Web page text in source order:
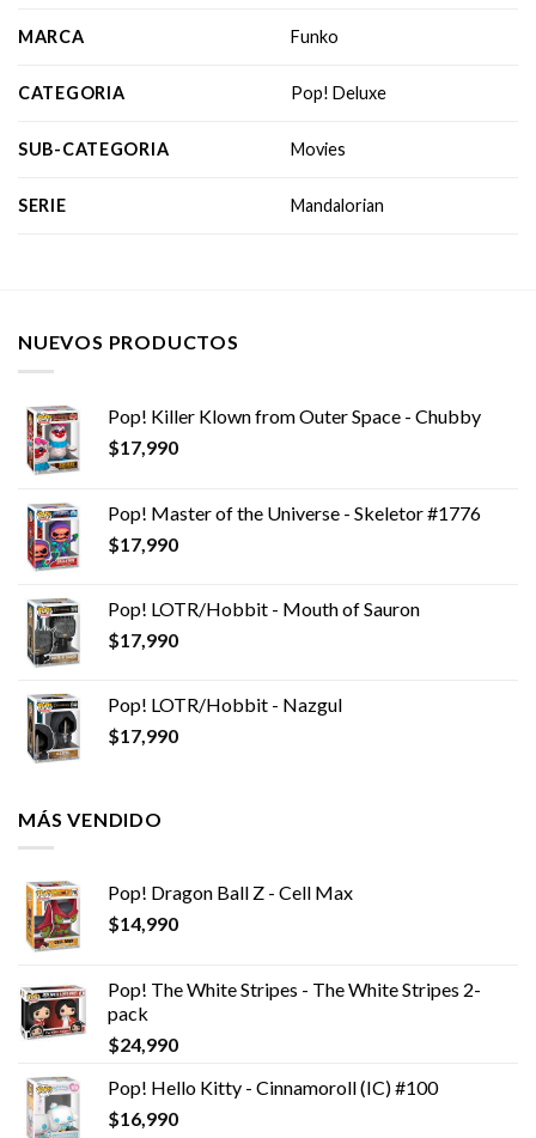
MARCA Funko
CATEGORIA Pop! Deluxe
SUB-CATEGORIA Movies
SERIE Mandalorian
NUEVOS PRODUCTOS
Pop! Killer Klown from Outer Space - Chubby
$17,990
Pop! Master of the Universe - Skeletor #1776
$17,990
Pop! LOTR/Hobbit - Mouth of Sauron
$17,990
Pop! LOTR/Hobbit - Nazgul
$17,990
MÁS VENDIDO
Pop! Dragon Ball Z - Cell Max
$14,990
Pop! The White Stripes - The White Stripes 2-
pack
$24,990
Pop! Hello Kitty - Cinnamoroll (IC) #100
$16,990